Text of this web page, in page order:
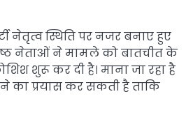
नेतृत्व स्थिति पर नजर बनाए हुए
नेताओं ने मामले को बातचीत के
शुरू कर दी है। माना जा रहा है
का प्रयास कर सकती है ताकि